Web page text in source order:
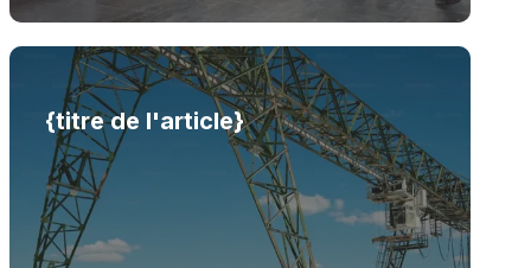
{titre de l'article}